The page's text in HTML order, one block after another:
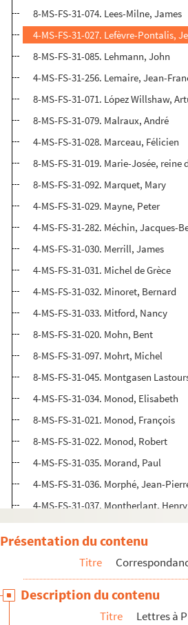
8-MS-FS-31-074. Lees-Milne, James
4-MS-FS-31-027. Lefèvre-Pontalis,
8-MS-FS-31-085. Lehmann, John
4-MS-FS-31-256. Lemaire, Jean-
8-MS-FS-31-071. López Willshaw,
8-MS-FS-31-079. Malraux, André
4-MS-FS-31-028. Marceau, Félicien
8-MS-FS-31-019. Marie-Josée,
8-MS-FS-31-092. Marquet, Mary
4-MS-FS-31-029. Mayne, Peter
4-MS-FS-31-282. Méchin, Jacques-
4-MS-FS-31-030. Merrill, James
4-MS-FS-31-031. Michel de Grèce
4-MS-FS-31-032. Minoret, Bernard
4-MS-FS-31-033. Mitford, Nancy
8-MS-FS-31-020. Mohn, Bent
8-MS-FS-31-097. Mohrt, Michel
8-MS-FS-31-045. Montgasen
4-MS-FS-31-034. Monod, Elisabeth
8-MS-FS-31-021. Monod, François
8-MS-FS-31-022. Monod, Robert
4-MS-FS-31-035. Morand, Paul
4-MS-FS-31-036. Morphé, Jean-
4-MS-FS-31-037. Montherlant,
4-MS-FS-31-038. Mortimer,
8-MS-FS-31-023. Mosley, Diana
4-MS-FS-31-039. Murciaux, Christian
N-R
Présentation du contenu
Titre
Description du contenu
Titre
Lettres à